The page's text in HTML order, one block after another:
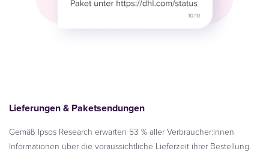
Lieferungen & Paketsendungen
Gemäß Ipsos Research erwarten 53 % aller Verbraucher:innen
Informationen über die voraussichtliche Lieferzeit ihrer Bestellung.